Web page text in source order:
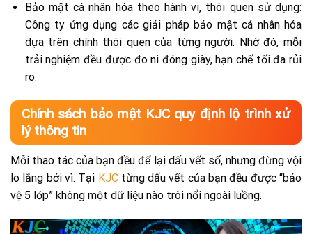
Bảo mật cá nhân hóa theo hành vi, thói quen sử dụng:
Công ty ứng dụng các giải pháp bảo mật cá nhân hóa
dựa trên chính thói quen của từng người. Nhờ đó, mỗi
trải nghiệm đều được đo ni đóng giày, hạn chế tối đa rủi
ro.
Chính sách bảo mật KJC quy định lộ trình xử
lý thông tin
Mỗi thao tác của bạn đều để lại dấu vết số, nhưng đừng vội
lo lắng bởi vì. Tại KJCtừng dấu vết của bạn đều được “bảo
vệ 5 lớp” không một dữ liệu nào trôi nổi ngoài luồng.